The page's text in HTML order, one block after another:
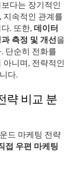
다는 장기적인
지속적인 관계를
. 또한, 데이터
측정 및 개선을
단순히 전화를
아니며, 전략적인
다.
략 비교 분
드 마케팅 전략
접 우편 마케팅